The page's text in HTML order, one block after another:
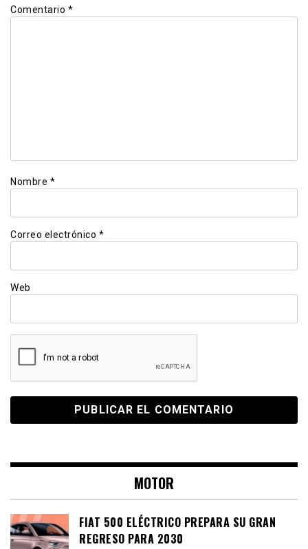
Comentario *
Nombre *
Correo electrónico *
Web
MOTOR
FIAT 500 ELÉCTRICO PREPARA SU GRAN
REGRESO PARA 2030